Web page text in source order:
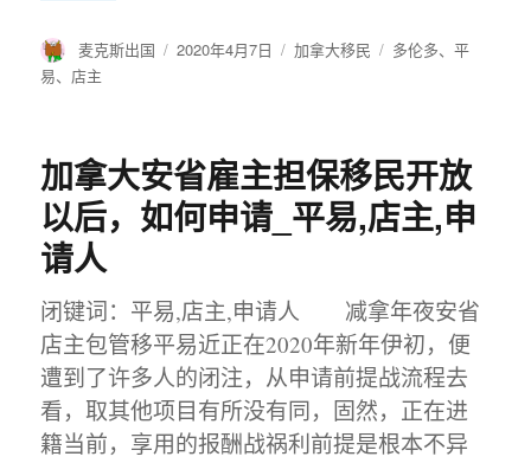
作
者
麦克斯出国
发
2020年4月7日
分
加拿大移民
标
多伦多、平
易、 店主
加拿大安省雇主担保移民开放
以后，如何申请_平易,店主,申
请人
闭键词：平易,店主,申请人 减拿年夜安省
店主包管移平易近正在2020年新年伊初，便
遭到了许多人的闭注，从申请前提战流程去
看，取其他项目有所没有同，固然，正在进
籍当前，享用的报酬战祸利前提是根本不异